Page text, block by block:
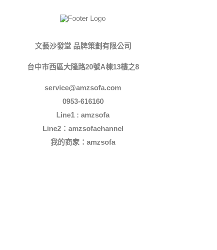
文藝沙發堂 品牌策劃有限公司
台中市西區大隆路20號A棟13樓之8
service@amzsofa.com
0953-616160
Line1 : amzsofa
Line2：amzsofachannel
我的商家：amzsofa